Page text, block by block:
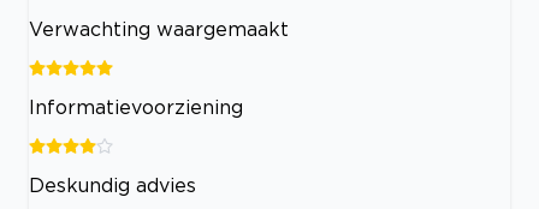
Verwachting waargemaakt
Informatievoorziening
Deskundig advies